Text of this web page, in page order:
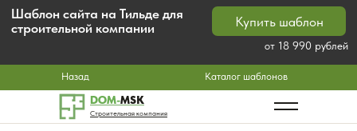
Каталог шаблонов
Назад
Купить шаблон
от 18 990 рублей
Шаблон сайта на Тильде для
строительной компании
DOM-MSK
Строительная компания